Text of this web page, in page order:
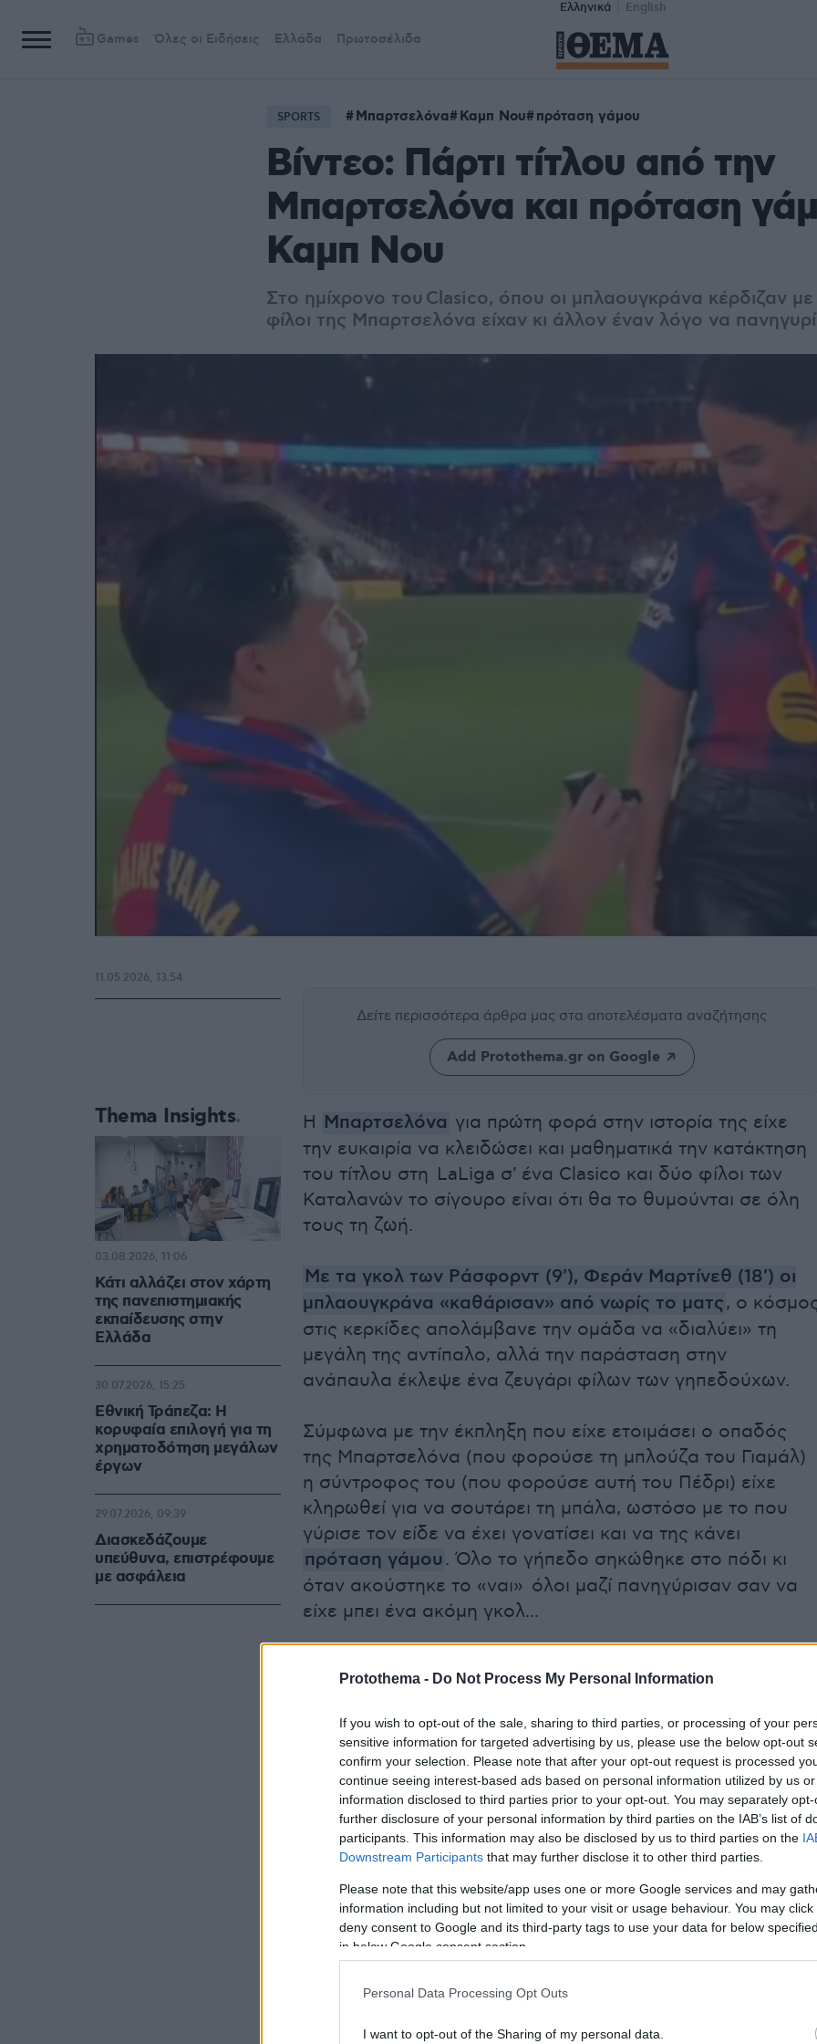
Protothema - Do Not Process My Personal Information
If you wish to opt-out of the sale, sharing to third parties, or processing of your
sensitive information for targeted advertising by us, please use the below opt-out
confirm your selection. Please note that after your opt-out request is processed
continue seeing interest-based ads based on personal information utilized by us
information disclosed to third parties prior to your opt-out. You may separately
further disclosure of your personal information by third parties on the IAB’s list of
participants. This information may also be disclosed by us to third parties on the
Downstream Participants that may further disclose it to other third parties.
Please note that this website/app uses one or more Google services and may
information including but not limited to your visit or usage behaviour. You may
deny consent to Google and its third-party tags to use your data for below
in below Google consent section.
Personal Data Processing Opt Outs
I want to opt-out of the Sharing of my personal data.
Ελληνικά English
Games Όλες οι Ειδήσεις Ελλάδα Πρωτοσέλιδα
SPORTS Μπαρτσελόνα Καμπ Νου πρόταση γάμου
Βίντεο: Πάρτι τίτλου από την
Μπαρτσελόνα και πρόταση
Καμπ Νου
Στο ημίχρονο του Clasico, όπου οι μπλαουγκράνα κέρδιζαν
φίλοι της Μπαρτσελόνα είχαν κι άλλον έναν λόγο να
Δείτε περισσότερα άρθρα μας στα αποτελέσματα αναζήτησης
Add Protothema.gr on Google
Η Μπαρτσελόνα για πρώτη φορά στην ιστορία της είχε
την ευκαιρία να κλειδώσει και μαθηματικά την κατάκτηση
του τίτλου στη LaLiga σ' ένα Clasico και δύο φίλοι των
Καταλανών το σίγουρο είναι ότι θα το θυμούνται σε όλη
τους τη ζωή.
Με τα γκολ των Ράσφορντ (9'), Φεράν Μαρτίνεθ (18') οι
μπλαουγκράνα «καθάρισαν» από νωρίς το ματς, ο
στις κερκίδες απολάμβανε την ομάδα να «διαλύει» τη
μεγάλη της αντίπαλο, αλλά την παράσταση στην
ανάπαυλα έκλεψε ένα ζευγάρι φίλων των γηπεδούχων.
Σύμφωνα με την έκπληξη που είχε ετοιμάσει ο οπαδός
της Μπαρτσελόνα (που φορούσε τη μπλούζα του Γιαμάλ)
η σύντροφος του (που φορούσε αυτή του Πέδρι) είχε
κληρωθεί για να σουτάρει τη μπάλα, ωστόσο με το που
γύρισε τον είδε να έχει γονατίσει και να της κάνει
πρόταση γάμου. Όλο το γήπεδο σηκώθηκε στο πόδι κι
όταν ακούστηκε το «ναι» όλοι μαζί πανηγύρισαν σαν να
είχε μπει ένα ακόμη γκολ...
She said YES! 💍pic.twitter.com/OkO4hcP2qI
— FC Barcelona (@FCBarcelona) May 10, 2026
11.05.2026, 13:54
Thema Insights
Κάτι αλλάζει στον χάρτη
της πανεπιστημιακής
εκπαίδευσης στην
Ελλάδα
03.08.2026, 11:06
Εθνική Τράπεζα: Η
κορυφαία επιλογή για τη
χρηματοδότηση μεγάλων
έργων
30.07.2026, 15:25
Διασκεδάζουμε
υπεύθυνα, επιστρέφουμε
με ασφάλεια
29.07.2026, 09:39